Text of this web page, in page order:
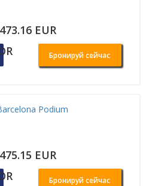
EUR
Бронируй сейчас
Podium
EUR
Бронируй сейчас